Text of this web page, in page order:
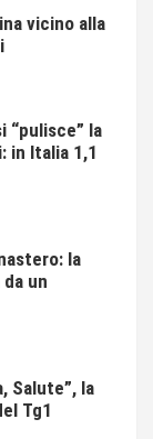
vicino alla
“pulisce” la
in Italia 1,1
la
un
Salute”, la
Tg1